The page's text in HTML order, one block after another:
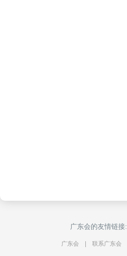
广东会的友情链接:
广东会 联系广东会